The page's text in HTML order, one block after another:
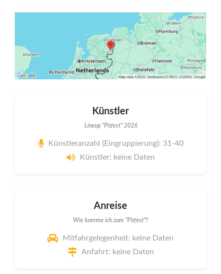
Künstler
Lineup "Pitfest" 2026
Künstleranzahl (Eingruppierung): 31-40
Künstler: keine Daten
Anreise
Wie komme ich zum "Pitfest"?
Mitfahrgelegenheit: keine Daten
Anfahrt: keine Daten